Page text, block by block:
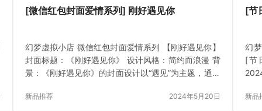
[微信红包封面爱情系列] 刚好遇见你
幻梦虚拟小店 微信红包封面爱情系列 【刚好遇见你】
封面标题：《刚好遇见你》 设计风格：简约而浪漫 背
景：《刚好遇见你》的封面设计以“遇见”为主题，通过
运和喜悦。整个封面设计旨在展现爱情的甜蜜、浪漫
新品推荐 2024年5月20日
[节
幻
[节
新品